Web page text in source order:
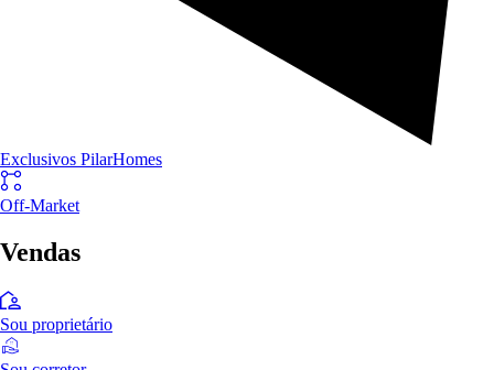
Exclusivos PilarHomes
Off-Market
Vendas
Sou proprietário